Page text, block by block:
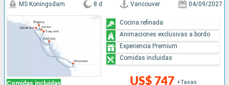
MS Koningsdam 8 d Vancouver 04/09/2027
US$ 747 +Tasas
Cocina refinada
Animaciones exclusivas a bordo
Experiencia Premium
Comidas incluidas